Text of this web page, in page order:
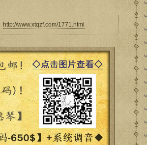
http://www.xtqzf.com/1771.html